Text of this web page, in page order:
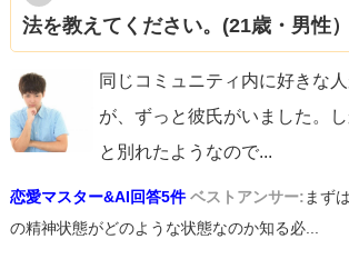
法を教えてください。(21歳・男性）
同じコミュニティ内に好きな
が、ずっと彼氏がいました。
と別れたようなので...
恋愛マスター&AI回答5件 ベストアンサー:まず
の精神状態がどのような状態なのか知る必...